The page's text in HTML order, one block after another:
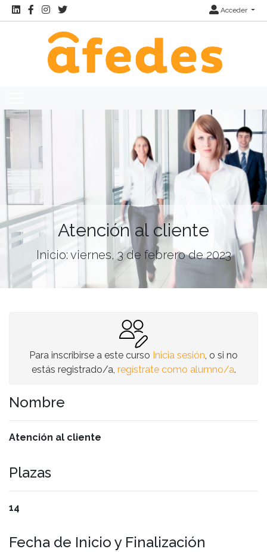
Acceder
Atención al cliente
Inicio: viernes, 3 de febrero de 2023
Para inscribirse a este curso Inicia sesión , o si no
estás registrado/a, regístrate como alumno/a.
Nombre
Atención al cliente
Plazas
14
Fecha de Inicio y Finalización